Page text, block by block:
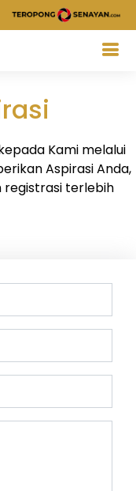
Kami melalui
Aspirasi Anda,
registrasi terlebih